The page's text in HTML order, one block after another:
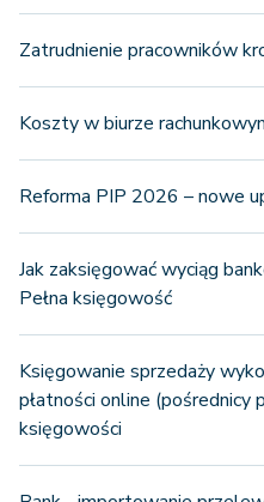
Zatrudnienie pracowników
Koszty w biurze
Reforma PIP 2026 – nowe
Jak zaksięgować wyciąg
Pełna księgowość
Księgowanie sprzedaży
płatności online (pośrednicy
księgowości